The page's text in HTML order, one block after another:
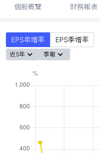
個股概覽 財務報表
EPS年增率 EPS季增率
近5年 季報